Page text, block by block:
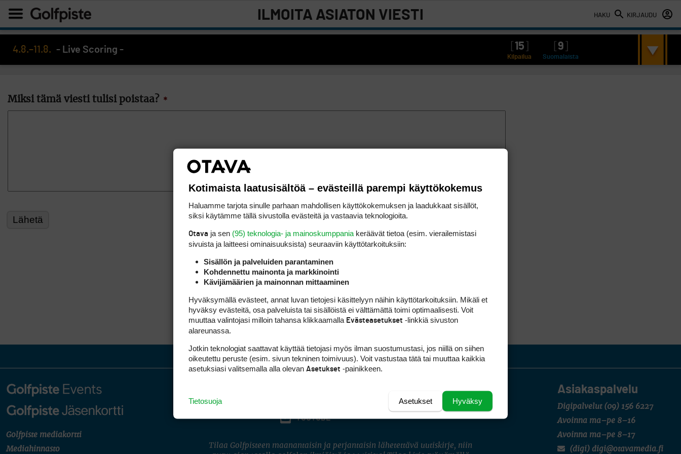
HAKU KIRJAUDU
ILMOITA ASIATON VIESTI
4.8.–11.8. - Live Scoring - 15 9
Kilpailua Suomalaista
Miksi tämä viesti tulisi poistaa? *
Golfpiste mediakortti
Mediahinnasto
Asiakaspalvelu
Digipalvelut (09) 156 6227
Avoinna ma–pe 8–16
Avoinna ma–pe 8–17
(digi) digi@otavamedia.fi
INSTAGRAM
YOUTUBE
Tilaa Golfpisteen maanantaisin ja perjantaisin lähetettävä uutiskirje, niin
Kotimaista laatusisältöä – evästeillä parempi käyttökokemus
Haluamme tarjota sinulle parhaan mahdollisen käyttökokemuksen ja laadukkaat sisällöt,
siksi käytämme tällä sivustolla evästeitä ja vastaavia teknologioita.
Otava ja sen (95) teknologia- ja mainoskumppania keräävät tietoa (esim. vierailemis­tasi
sivuista ja laitteesi ominaisuuk­sista) seuraaviin käyttötarkoituksiin:
Sisällön ja palveluiden parantaminen
Kohdennettu mainonta ja markkinointi
Kävijämäärien ja mainonnan mittaaminen
Hyväksymällä evästeet, annat luvan tietojesi käsittelyyn näihin käyttötarkoituksiin. Mikäli et
hyväksy evästeitä, osa palveluista tai sisällöistä ei välttämättä toimi optimaalisesti. Voit
muuttaa valintojasi milloin tahansa klikkaamalla Evästeasetukset -linkkiä sivuston
alareunassa.
Jotkin teknologiat saattavat käyttää tietojasi myös ilman suostumustasi, jos niillä on siihen
oikeutettu peruste (esim. sivun tekninen toimivuus). Voit vastustaa tätä tai muuttaa kaikkia
asetuksiasi valitsemalla alla olevan Asetukset -painikkeen.
Hyväksy
Asetukset
Tietosuoja